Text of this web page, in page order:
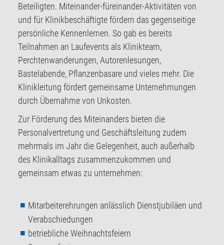
Beteiligten. Miteinander-füreinander-Aktivitäten von
und für Klinikbeschäftigte fördern das gegenseitige
persönliche Kennenlernen. So gab es bereits
Teilnahmen an Laufevents als Klinikteam,
Perchtenwanderungen, Autorenlesungen,
Bastelabende, Pflanzenbasare und vieles mehr. Die
Klinikleitung fördert gemeinsame Unternehmungen
durch Übernahme von Unkosten.
Zur Förderung des Miteinanders bieten die
Personalvertretung und Geschäftsleitung zudem
mehrmals im Jahr die Gelegenheit, auch außerhalb
des Klinikalltags zusammenzukommen und
gemeinsam etwas zu unternehmen:
Mitarbeiterehrungen anlässlich Dienstjubiläen und
Verabschiedungen
betriebliche Weihnachtsfeiern